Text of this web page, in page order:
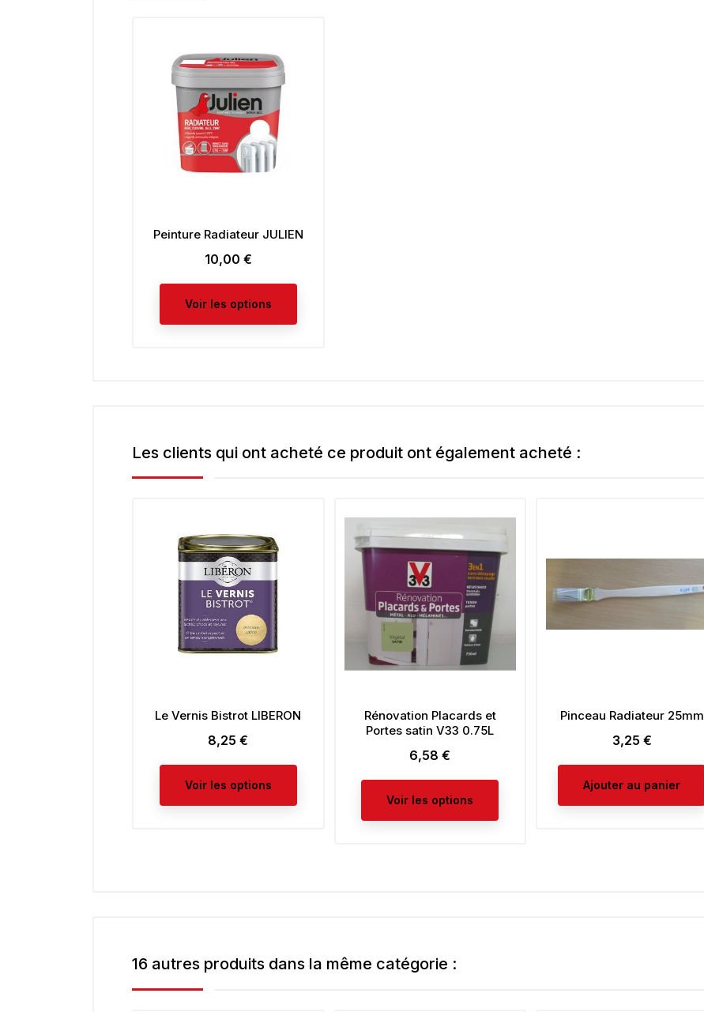
Peinture Radiateur JULIEN
Prix
10,00 €
Voir les options
Les clients qui ont acheté ce produit ont également acheté :
Le Vernis Bistrot LIBERON
Prix
8,25 €
Voir les options
Rénovation Placards et
Portes satin V33 0.75L
Prix
6,58 €
Voir les options
Pinceau Radiateur 25mm
Prix
3,25 €
Ajouter au panier
16 autres produits dans la même catégorie :